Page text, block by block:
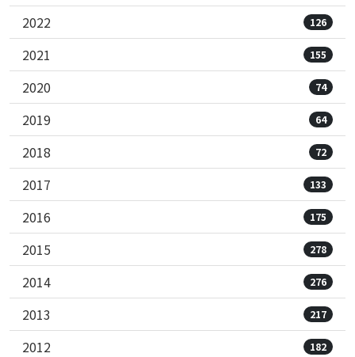
2022 126
2021 155
2020 74
2019 64
2018 72
2017 133
2016 175
2015 278
2014 276
2013 217
2012 182